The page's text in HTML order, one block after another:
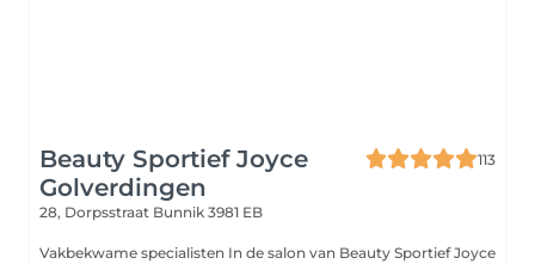
Beauty Sportief Joyce
Golverdingen
113
28, Dorpsstraat Bunnik 3981 EB
Vakbekwame specialisten In de salon van Beauty Sportief Joyce